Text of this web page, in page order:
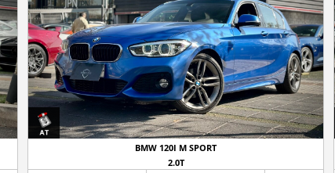
BMW 120I M SPORT
2.0T